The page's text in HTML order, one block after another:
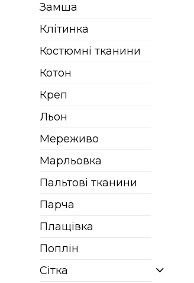
Замша
Клітинка
Костюмні тканини
Котон
Креп
Льон
Мереживо
Марльовка
Пальтові тканини
Парча
Плащівка
Поплін
Сітка